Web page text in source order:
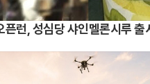
픈런, 성심당 샤인멜론시루 출